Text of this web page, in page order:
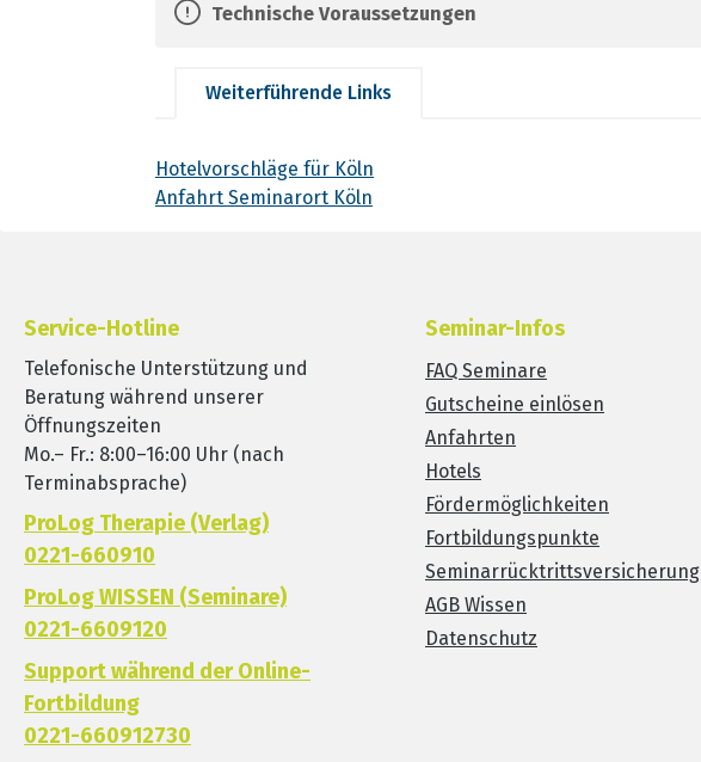
Technische Voraussetzungen
Weiterführende Links
Hotelvorschläge für Köln
Anfahrt Seminarort Köln
Service-Hotline
Telefonische Unterstützung und
Beratung während unserer
Öffnungszeiten
Mo.– Fr.: 8:00–16:00 Uhr (nach
Terminabsprache)
ProLog Therapie (Verlag)
0221-660910
ProLog WISSEN (Seminare)
0221-6609120
Support während der Online-
Fortbildung
0221-660912730
Seminar-Infos
FAQ Seminare
Gutscheine einlösen
Anfahrten
Hotels
Fördermöglichkeiten
Fortbildungspunkte
Seminarrücktrittsversicherung
AGB Wissen
Datenschutz